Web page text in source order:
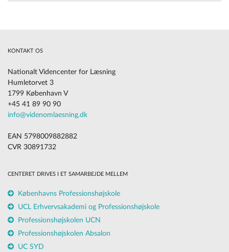
KONTAKT OS
Nationalt Videncenter for Læsning
Humletorvet 3
1799 København V
+45 41 89 90 90
info@videnomlaesning.dk
EAN 5798009882882
CVR 30891732
CENTERET DRIVES I ET SAMARBEJDE MELLEM
Københavns Professionshøjskole
UCL Erhvervsakademi og Professionshøjskole
Professionshøjskolen UCN
Professionshøjskolen Absalon
UC SYD